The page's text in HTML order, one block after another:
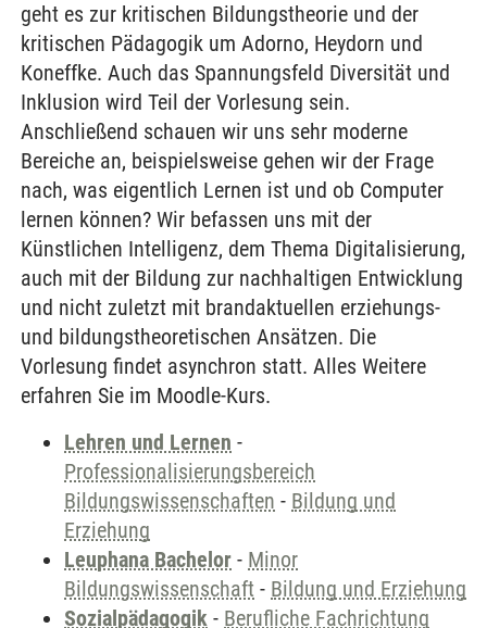
geht es zur kritischen Bildungstheorie und der
kritischen Pädagogik um Adorno, Heydorn und
Koneffke. Auch das Spannungsfeld Diversität und
Inklusion wird Teil der Vorlesung sein.
Anschließend schauen wir uns sehr moderne
Bereiche an, beispielsweise gehen wir der Frage
nach, was eigentlich Lernen ist und ob Computer
lernen können? Wir befassen uns mit der
Künstlichen Intelligenz, dem Thema Digitalisierung,
auch mit der Bildung zur nachhaltigen Entwicklung
und nicht zuletzt mit brandaktuellen erziehungs-
und bildungstheoretischen Ansätzen. Die
Vorlesung findet asynchron statt. Alles Weitere
erfahren Sie im Moodle-Kurs.
Lehren und Lernen -
Professionalisierungsbereich
Bildungswissenschaften - Bildung und
Erziehung
Leuphana Bachelor - Minor
Bildungswissenschaft - Bildung und Erziehung
Sozialpädagogik - Berufliche Fachrichtung